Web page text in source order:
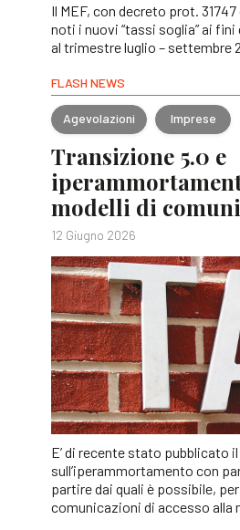
Il MEF, con decreto prot.
noti i nuovi “tassi soglia” ai fini
al trimestre luglio – settembre
FLASH NEWS
Agevolazioni Imprese
Transizione 5.0 e
modelli di
12 Giugno 2026
E’ di recente stato pubblicato
sull’iperammortamento con
partire dai quali è possibile,
comunicazioni di accesso alla